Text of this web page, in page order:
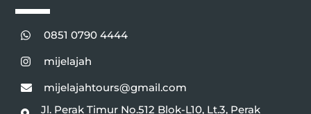
0851 0790 4444
mijelajah
mijelajahtours@gmail.com
Jl. Perak Timur No.512 Blok-L10, Lt.3, Perak